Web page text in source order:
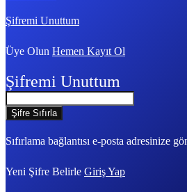
Şifremi Unuttum
Üye Olun Hemen Kayıt Ol
Şifremi Unuttum
Sıfırlama bağlantısı e-posta adresinize
Yeni Şifre Belirle Giriş Yap